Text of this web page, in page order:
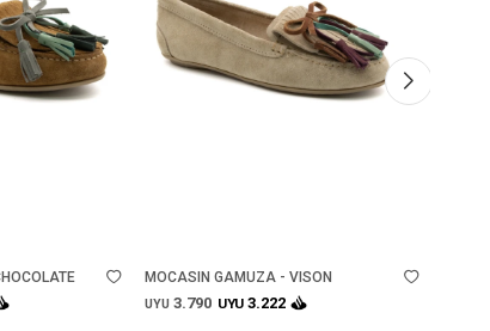
MOCASIN GAMUZA - VISON
UYU 3.790 UYU 3.222